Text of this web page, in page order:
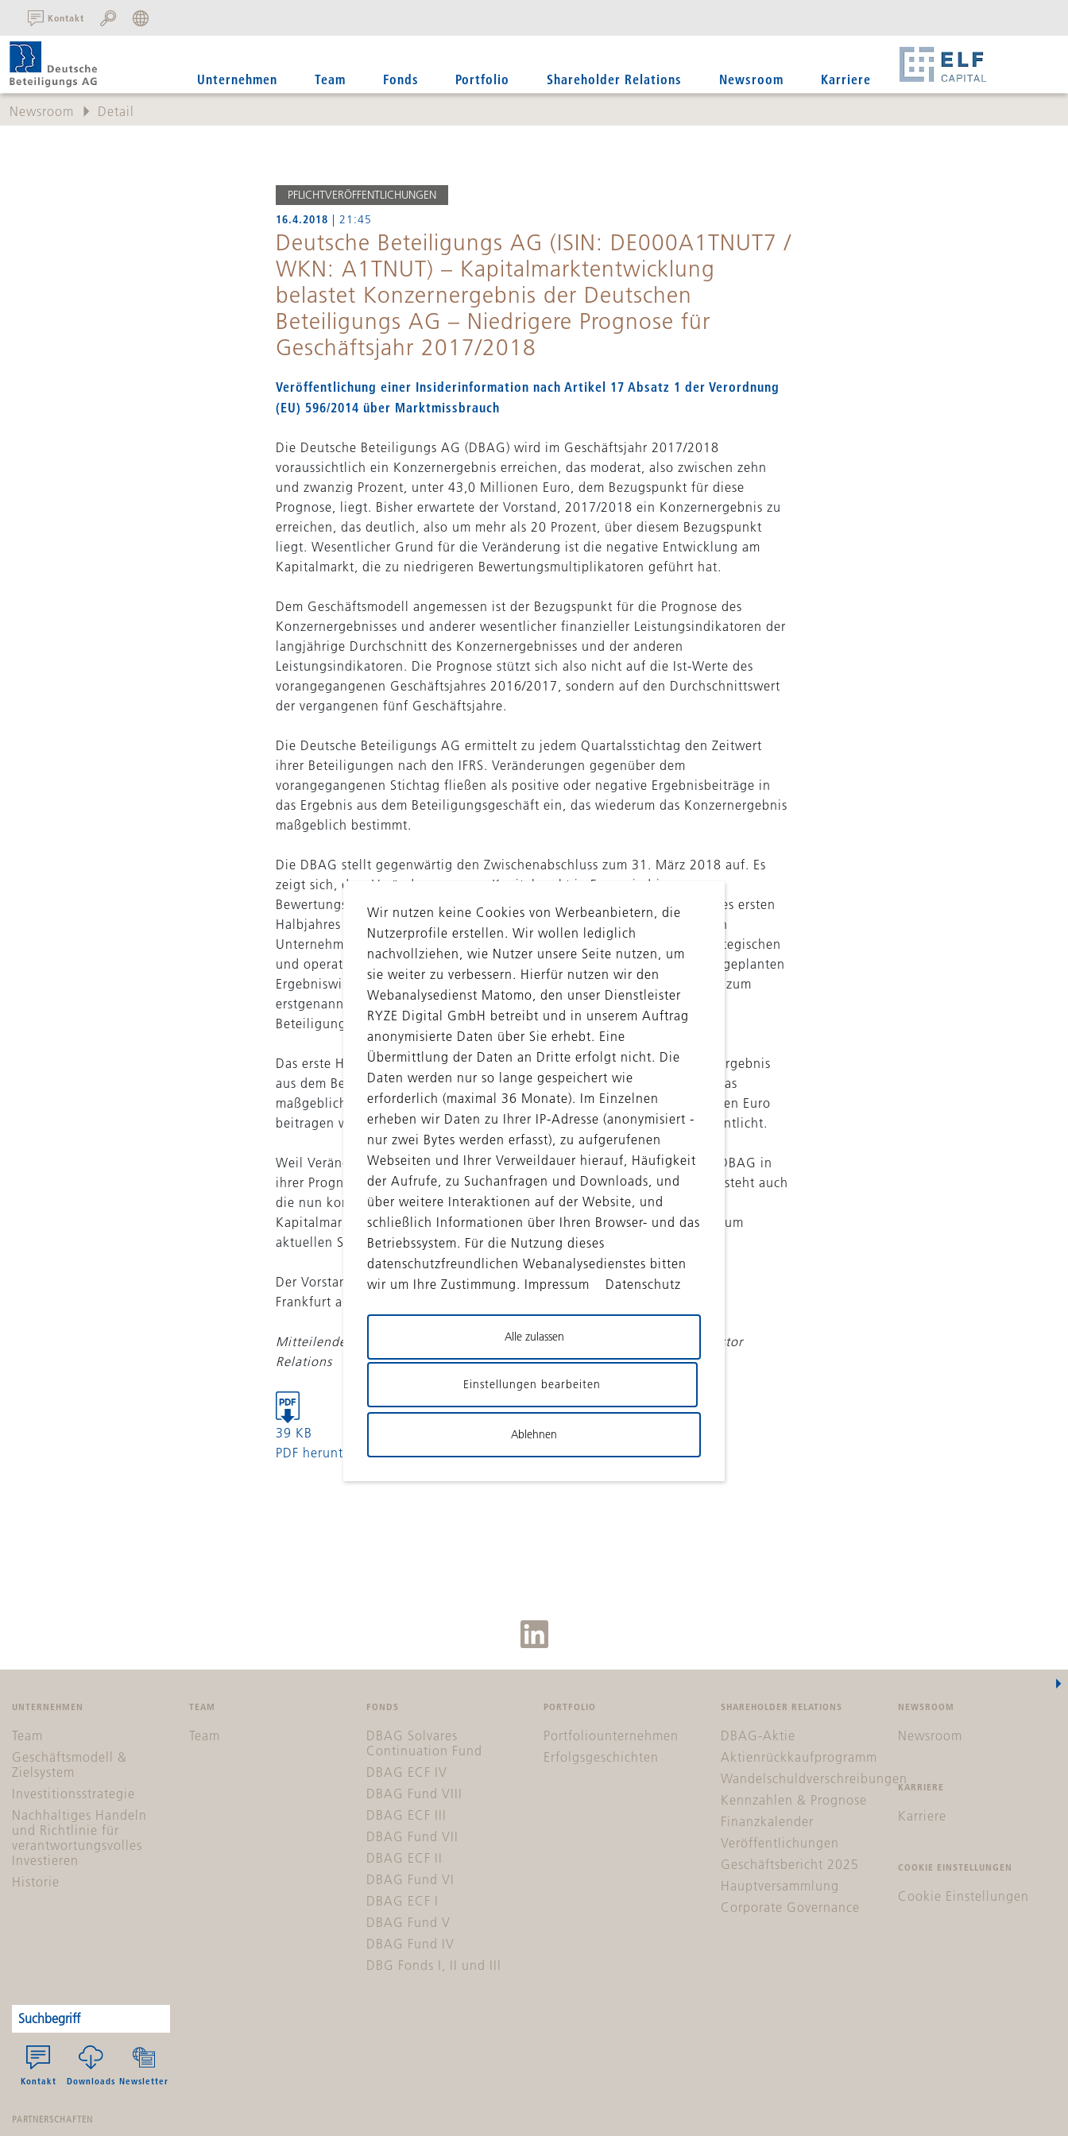
SUCHE:
Kontakt
Unternehmen Team Fonds Portfolio Shareholder Relations Newsroom Karriere
Newsroom Detail
PFLICHTVERÖFFENTLICHUNGEN
16.4.2018 | 21:45
Deutsche Beteiligungs AG (ISIN: DE000A1TNUT7 /
WKN: A1TNUT) – Kapitalmarktentwicklung
belastet Konzernergebnis der Deutschen
Beteiligungs AG – Niedrigere Prognose für
Geschäftsjahr 2017/2018
Veröffentlichung einer Insiderinformation nach Artikel 17 Absatz 1 der Verordnung
(EU) 596/2014 über Marktmissbrauch
Die Deutsche Beteiligungs AG (DBAG) wird im Geschäftsjahr 2017/2018
voraussichtlich ein Konzernergebnis erreichen, das moderat, also zwischen zehn
und zwanzig Prozent, unter 43,0 Millionen Euro, dem Bezugspunkt für diese
Prognose, liegt. Bisher erwartete der Vorstand, 2017/2018 ein Konzernergebnis zu
erreichen, das deutlich, also um mehr als 20 Prozent, über diesem Bezugspunkt
liegt. Wesentlicher Grund für die Veränderung ist die negative Entwicklung am
Kapitalmarkt, die zu niedrigeren Bewertungsmultiplikatoren geführt hat.
Dem Geschäftsmodell angemessen ist der Bezugspunkt für die Prognose des
Konzernergebnisses und anderer wesentlicher finanzieller Leistungsindikatoren der
langjährige Durchschnitt des Konzernergebnisses und der anderen
Leistungsindikatoren. Die Prognose stützt sich also nicht auf die Ist-Werte des
vorangegangenen Geschäftsjahres 2016/2017, sondern auf den Durchschnittswert
der vergangenen fünf Geschäftsjahre.
Die Deutsche Beteiligungs AG ermittelt zu jedem Quartalsstichtag den Zeitwert
ihrer Beteiligungen nach den IFRS. Veränderungen gegenüber dem
vorangegangenen Stichtag fließen als positive oder negative Ergebnisbeiträge in
das Ergebnis aus dem Beteiligungsgeschäft ein, das wiederum das Konzernergebnis
maßgeblich bestimmt.
Die DBAG stellt gegenwärtig den Zwischenabschluss zum 31. März 2018 auf. Es
zeigt sich, dass Veränderungen am Kapitalmarkt in Form niedrigerer
Bewertungsmultiplikatoren das Ergebnis aus dem Beteiligungsgeschäft des ersten
Halbjahres wesentlich belastet haben. Darüber hinaus haben in einzelnen
Unternehmen des vergleichsweise jungen Portfolios Maßnahmen zur strategischen
und operativen Verbesserung im laufenden Geschäftsjahr noch nicht die geplanten
Ergebniswirkungen gehabt. Daraus ergibt sich eine weitere, im Vergleich zum
erstgenannten Effekt kleinere Abweichung für das Ergebnis aus dem
Beteiligungsgeschäft gegenüber der ursprünglichen Prognose.
Das erste Halbjahr 2017/2018 wird die DBAG voraussichtlich mit einem Ergebnis
aus dem Beteiligungsgeschäft von rund 21 Millionen Euro abschließen, das
maßgeblich zu dem Konzernergebnis von voraussichtlich rund 20 Millionen Euro
beitragen wird. Der Halbjahresfinanzbericht wird am 8. Mai 2018 veröffentlicht.
Weil Veränderungen am Kapitalmarkt nicht planbar sind, unterstellt die DBAG in
ihrer Prognose grundsätzlich konstante Bewertungsverhältnisse. Deshalb steht auch
die nun korrigierte Prognose unter dem Vorbehalt, dass sich die
Kapitalmarktverhältnisse am 30. September nicht wesentlich von denen zum
aktuellen Stichtag unterscheiden.
Der Vorstand
Frankfurt am Main, 16. April 2018 (21:46 Uhr MEZ)
Mitteilende Person: Thomas Franke, Leiter Öffentlichkeitsarbeit und Investor
Relations
39 KB
PDF herunterladen
UNTERNEHMEN
Team
Geschäftsmodell &
Zielsystem
Investitionsstrategie
Nachhaltiges Handeln
und Richtlinie für
verantwortungsvolles
Investieren
Historie
TEAM
Team
FONDS
DBAG Solvares
Continuation Fund
DBAG ECF IV
DBAG Fund VIII
DBAG ECF III
DBAG Fund VII
DBAG ECF II
DBAG Fund VI
DBAG ECF I
DBAG Fund V
DBAG Fund IV
DBG Fonds I, II und III
PORTFOLIO
Portfoliounternehmen
Erfolgsgeschichten
SHAREHOLDER RELATIONS
DBAG-Aktie
Aktienrückkaufprogramm
Wandelschuldverschreibungen
Kennzahlen & Prognose
Finanzkalender
Veröffentlichungen
Geschäftsbericht 2025
Hauptversammlung
Corporate Governance
NEWSROOM
Newsroom
KARRIERE
Karriere
COOKIE EINSTELLUNGEN
Cookie Einstellungen
Kontakt Downloads Newsletter
PARTNERSCHAFTEN
Wir nutzen keine Cookies von Werbeanbietern, die
Nutzerprofile erstellen. Wir wollen lediglich
nachvollziehen, wie Nutzer unsere Seite nutzen, um
sie weiter zu verbessern. Hierfür nutzen wir den
Webanalysedienst Matomo, den unser Dienstleister
RYZE Digital GmbH betreibt und in unserem Auftrag
anonymisierte Daten über Sie erhebt. Eine
Übermittlung der Daten an Dritte erfolgt nicht. Die
Daten werden nur so lange gespeichert wie
erforderlich (maximal 36 Monate). Im Einzelnen
erheben wir Daten zu Ihrer IP-Adresse (anonymisiert -
nur zwei Bytes werden erfasst), zu aufgerufenen
Webseiten und Ihrer Verweildauer hierauf, Häufigkeit
der Aufrufe, zu Suchanfragen und Downloads, und
über weitere Interaktionen auf der Website, und
schließlich Informationen über Ihren Browser- und das
Betriebssystem. Für die Nutzung dieses
datenschutzfreundlichen Webanalysedienstes bitten
wir um Ihre Zustimmung. Impressum Datenschutz
Einstellungen bearbeiten
Ablehnen
Alle zulassen